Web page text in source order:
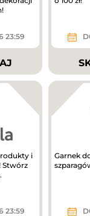
23:59
i
Stwórz
23:59
Garnek